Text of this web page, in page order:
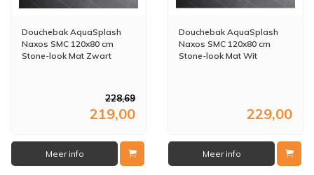
Douchebak AquaSplash
Naxos SMC 120x80 cm
Stone-look Mat Zwart
228,69
219,00
Meer info
Douchebak AquaSplash
Naxos SMC 120x80 cm
Stone-look Mat Wit
229,00
Meer info